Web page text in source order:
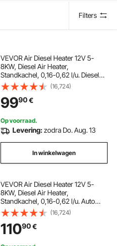
Filters
VEVOR Air Diesel Heater 12V 5-
8KW, Diesel Air Heater,
Standkachel, 0,16-0,62 l/u. Diesel
Heater met LCD-scherm,
afstandsbediening en Bluetooth-
app.
(16,724)
9990€
Op voorraad.
Levering:zodra Do. Aug. 13
In winkelwagen
VEVOR Air Diesel Heater 12V 5-
8KW, Diesel Air Heater,
Standkachel, 0,16-0,62 l/u. Auto
Diesel Heater met LCD-scherm,
afstandsbediening en Bluetooth
APP-bediening.
(16,724)
11090€